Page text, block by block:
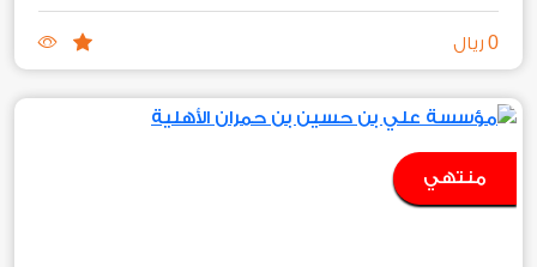
0 ريال
منتهي